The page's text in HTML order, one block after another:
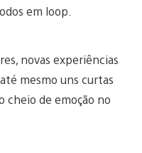
em loop.
novas experiências
mesmo uns curtas
cheio de emoção no